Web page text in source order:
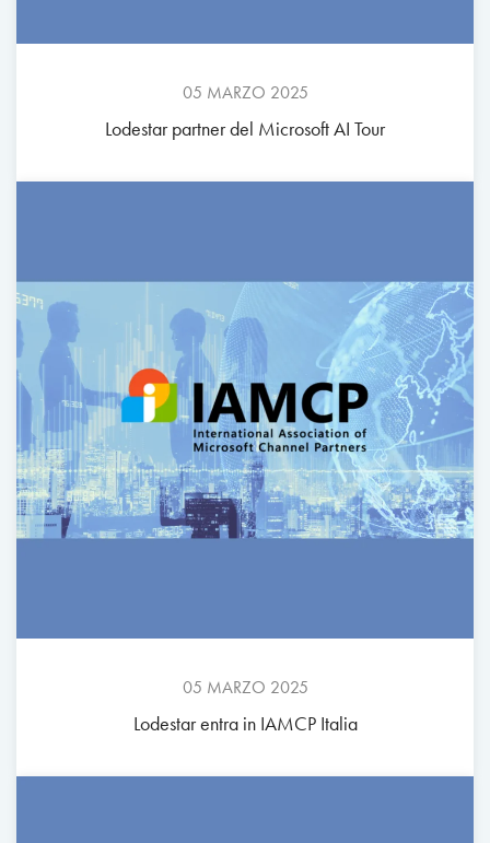
05 MARZO 2025
Lodestar partner del Microsoft AI Tour
05 MARZO 2025
Lodestar entra in IAMCP Italia